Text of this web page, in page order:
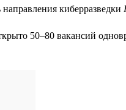
киберразведки
50–80 вакансий